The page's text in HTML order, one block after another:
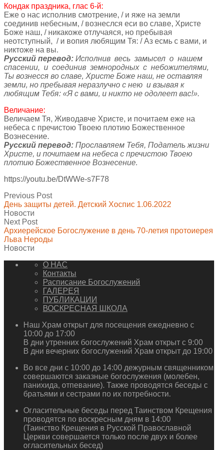
Кондак праздника, глас 6-й:
Еже о нас исполнив смотрение, / и яже на земли
соединив небесным, / вознеслся еси во славе, Христе
Боже наш, / никакоже отлучаяся, но пребывая
неотступный, / и вопия любящим Тя: / Аз есмь с вами, и
никтоже на вы.
Русский перевод: Исполнив весь замысел о нашем
спасении, и соединив земнородных с небожителями,
Ты вознесся во славе, Христе Боже наш, не оставляя
земли, но пребывая неразлучно с нею и взывая к
любящим Тебя: «Я с вами, и никто не одолеет вас!».
Величание:
Величаем Тя, Живодавче Христе, и почитаем еже на
небеса с пречистою Твоею плотию Божественное
Вознесение.
Русский перевод: Прославляем Тебя, Податель жизни
Христе, и почитаем на небеса с пречистою Твоею
плотию Божественное Вознесение.
https://youtu.be/DtWWe-s7F78
Previous Post
День защиты детей. Детский Хоспис 1.06.2022
Новости
Next Post
Архиерейское Богослужение в день 70-летия протоиерея
Льва Нероды
Новости
О НАС
Контакты
Расписание Богослужений
ГАЛЕРЕЯ
ПУБЛИКАЦИИ
ВОСКРЕСНАЯ ШКОЛА
Наш Храм открыт для посещения ежедневно с
10:00 до 17:00
В дни утренних богослужений Храм открыт с 9:00
В дни вечерних богослужений Храм открыт до 19:00
Во все дни с 10:00 до 14:00 дежурным священником
совершаются заказные богослужения (молебен,
панихида, отпевание). Также проводятся беседы с
братьями и сестрами по их потребности.
Огласительные беседы перед Таинством Крещения
проводятся по воскресным дням в 14:00
(Таинство Крещения в Русской Православной
Церкви совершается только после двух и более
огласительных бесед)